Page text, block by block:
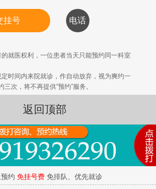
就医权利，一位患者当天只能预约同一科室
时间内来院就诊，作自动放弃，视为爽约一
次，将不再提供“预约”服务。
返回顶部
约 免挂号费 免排队、优先就诊